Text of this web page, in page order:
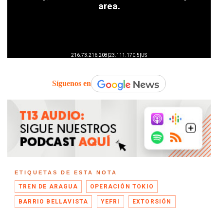
Síguenos en
ETIQUETAS DE ESTA NOTA
TREN DE ARAGUA OPERACIÓN TOKIO
BARRIO BELLAVISTA YEFRI EXTORSIÓN